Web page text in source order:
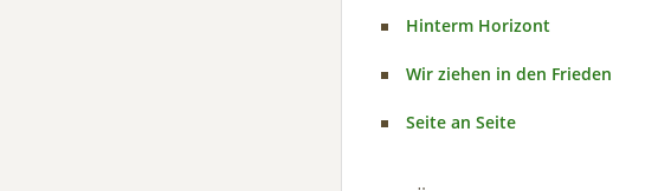
Hinterm Horizont
Wir ziehen in den Frieden
Seite an Seite